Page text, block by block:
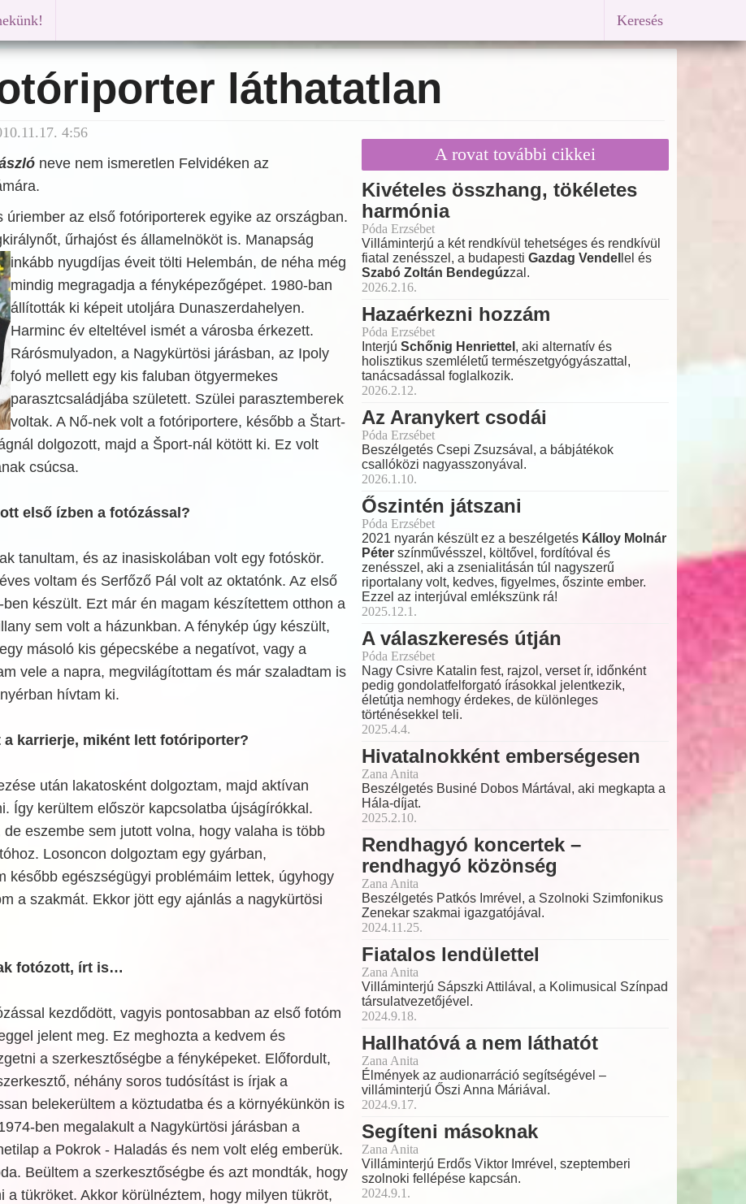
Keresés
láthatatlan
4:56
neve nem ismeretlen Felvidéken az
úriember az első fotóriporterek egyike az országban.
űrhajóst és államelnököt is. Manapság
inkább nyugdíjas éveit tölti Helembán, de néha még
mindig megragadja a fényképezőgépet. 1980-ban
állították ki képeit utoljára Dunaszerdahelyen.
Harminc év elteltével ismét a városba érkezett.
Rárósmulyadon, a Nagykürtösi járásban, az Ipoly
folyó mellett egy kis faluban ötgyermekes
parasztcsaládjába született. Szülei parasztemberek
voltak. A Nő-nek volt a fotóriportere, később a Štart-
dolgozott, majd a Šport-nál kötött ki. Ez volt
csúcsa.
első ízben a fotózással?
tanultam, és az inasiskolában volt egy fotóskör.
voltam és Serfőző Pál volt az oktatónk. Az első
készült. Ezt már én magam készítettem otthon a
sem volt a házunkban. A fénykép úgy készült,
másoló kis gépecskébe a negatívot, vagy a
vele a napra, megvilágítottam és már szaladtam is
hívtam ki.
a karrierje, miként lett fotóriporter?
után lakatosként dolgoztam, majd aktívan
Így kerültem először kapcsolatba újságírókkal.
de eszembe sem jutott volna, hogy valaha is több
Losoncon dolgoztam egy gyárban,
később egészségügyi problémáim lettek, úgyhogy
a szakmát. Ekkor jött egy ajánlás a nagykürtösi
fotózott, írt is…
kezdődött, vagyis pontosabban az első fotóm
jelent meg. Ez meghozta a kedvem és
a szerkesztőségbe a fényképeket. Előfordult,
néhány soros tudósítást is írjak a
belekerültem a köztudatba és a környékünkön is
ben megalakult a Nagykürtösi járásban a
a Pokrok - Haladás és nem volt elég emberük.
Beültem a szerkesztőségbe és azt mondták, hogy
a tükröket. Akkor körülnéztem, hogy milyen tükröt,
A rovat további cikkei
Kivételes összhang, tökéletes
harmónia
Póda Erzsébet
Villáminterjú a két rendkívül tehetséges és rendkívül
fiatal zenésszel, a budapesti Gazdag Vendel lel és
Szabó Zoltán Bendegúzzal.
2026.2.16.
Hazaérkezni hozzám
Póda Erzsébet
Interjú Schőnig Henriettel , aki alternatív és
holisztikus szemléletű természetgyógyászattal,
tanácsadással foglalkozik.
2026.2.12.
Az Aranykert csodái
Póda Erzsébet
Beszélgetés Csepi Zsuzsával, a bábjátékok
csallóközi nagyasszonyával.
2026.1.10.
Őszintén játszani
Póda Erzsébet
2021 nyarán készült ez a beszélgetés Kálloy Molnár
Péter színművésszel, költővel, fordítóval és
zenésszel, aki a zsenialitásán túl nagyszerű
riportalany volt, kedves, figyelmes, őszinte ember.
Ezzel az interjúval emlékszünk rá!
2025.12.1.
A válaszkeresés útján
Póda Erzsébet
Nagy Csivre Katalin fest, rajzol, verset ír, időnként
pedig gondolatfelforgató írásokkal jelentkezik,
életútja nemhogy érdekes, de különleges
történésekkel teli.
2025.4.4.
Hivatalnokként emberségesen
Zana Anita
Beszélgetés Businé Dobos Mártával, aki megkapta a
Hála-díjat.
2025.2.10.
Rendhagyó koncertek –
rendhagyó közönség
Zana Anita
Beszélgetés Patkós Imrével, a Szolnoki Szimfonikus
Zenekar szakmai igazgatójával.
2024.11.25.
Fiatalos lendülettel
Zana Anita
Villáminterjú Sápszki Attilával, a Kolimusical Színpad
társulatvezetőjével.
2024.9.18.
Hallhatóvá a nem láthatót
Zana Anita
Élmények az audionarráció segítségével –
villáminterjú Őszi Anna Máriával.
2024.9.17.
Segíteni másoknak
Zana Anita
Villáminterjú Erdős Viktor Imrével, szeptemberi
szolnoki fellépése kapcsán.
2024.9.1.